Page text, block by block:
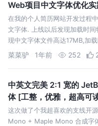
Web项目中文字体优化
在我的个人简历网站开发过程
文字体. 上线以后发现加载时
现中文字体文件高达17MB,加
文就来分享我是如何进行优化的
菜菜驴 1年前 252
中英文完美 2:1 宽的
体 [工整，优雅，超高可
这次做了个我超喜欢的支线开
Mono + Maple Mono 合成字